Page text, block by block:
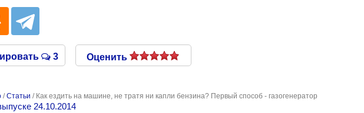
3 Оценить
/Статьи / Как ездить на машине, не тратя ни капли бензина? Первый способ - газогенератор
24.10.2014